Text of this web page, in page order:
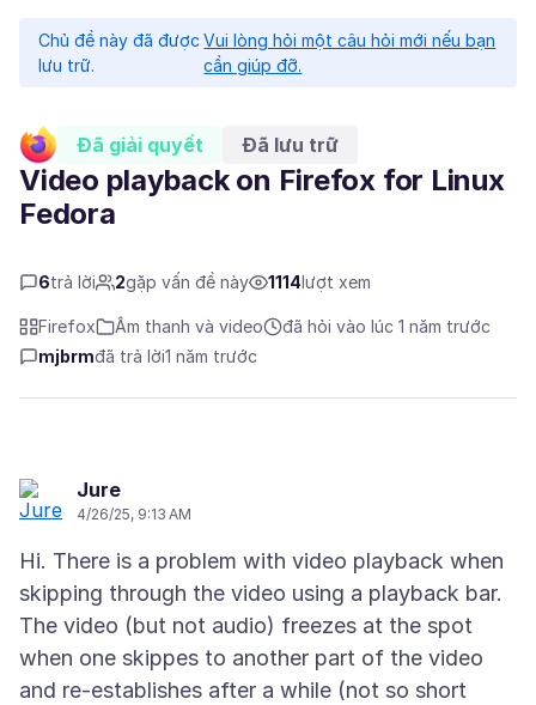
Chủ đề này đã được
lưu trữ.
Vui lòng hỏi một câu hỏi mới nếu bạn
cần giúp đỡ.
Đã giải quyết Đã lưu trữ
Video playback on Firefox for Linux
Fedora
6trả lời 2gặp vấn đề này 1114lượt xem
Firefox Âm thanh và video
đã hỏi vào lúc 1 năm trước
mjbrmđã trả lời1 năm trước
Jure
4/26/25, 9:13 AM
Hi. There is a problem with video playback when
skipping through the video using a playback bar.
The video (but not audio) freezes at the spot
when one skippes to another part of the video
and re-establishes after a while (not so short